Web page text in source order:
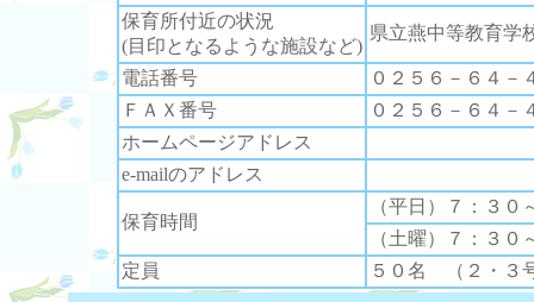
保育所付近の状況
(目印となるような施設など)
県立燕中等教育学
電話番号
０２５６－６４－
ＦＡＸ番号
０２５６－６４－
ホームページアドレス
e-mailのアドレス
保育時間
（平日）７：３０
（土曜）７：３０
定員
５０名 （２・３